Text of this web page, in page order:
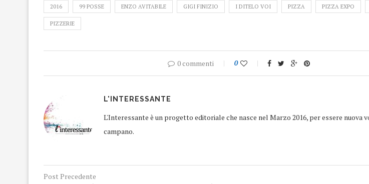
2016 99 POSSE ENZO AVITABILE GIGI FINIZIO I DITELO VOI PIZZA PIZZA EXPO
PIZZERIE
0 commenti 0
L'INTERESSANTE
L'Interessante è un progetto editoriale che nasce nel Marzo 2016, per essere nuova
campano.
Post Precedente